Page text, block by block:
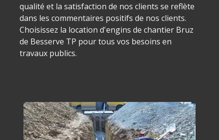
qualité et la satisfaction de nos clients se reflète
dans les commentaires positifs de nos clients.
Choisissez la location d'engins de chantier Bruz
de Besserve TP pour tous vos besoins en
travaux publics.